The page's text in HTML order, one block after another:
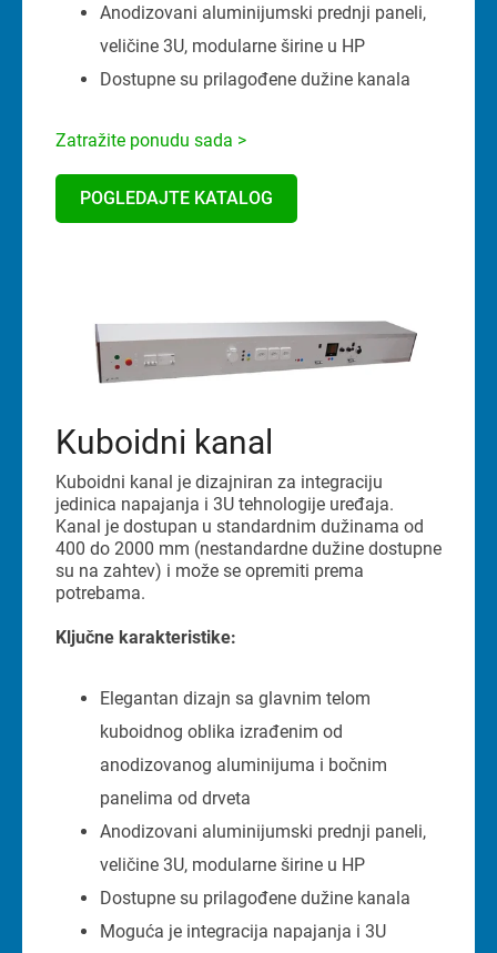
Anodizovani aluminijumski prednji paneli,
veličine 3U, modularne širine u HP
Dostupne su prilagođene dužine kanala
Zatražite ponudu sada >
POGLEDAJTE KATALOG
Kuboidni kanal
Kuboidni kanal je dizajniran za integraciju
jedinica napajanja i 3U tehnologije uređaja.
Kanal je dostupan u standardnim dužinama od
400 do 2000 mm (nestandardne dužine dostupne
su na zahtev) i može se opremiti prema
potrebama.
Ključne karakteristike:
Elegantan dizajn sa glavnim telom
kuboidnog oblika izrađenim od
anodizovanog aluminijuma i bočnim
panelima od drveta
Anodizovani aluminijumski prednji paneli,
veličine 3U, modularne širine u HP
Dostupne su prilagođene dužine kanala
Moguća je integracija napajanja i 3U